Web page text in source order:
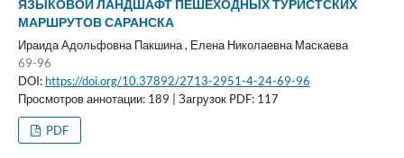
ЯЗЫКОВОЙ ЛАНДШАФТ ПЕШЕХОДНЫХ ТУРИСТСКИХ
МАРШРУТОВ САРАНСКА
Ираида Адольфовна Пакшина , Елена Николаевна Маскаева
69-96
DOI: https://doi.org/10.37892/2713-2951-4-24-69-96
Просмотров аннотации: 189 | Загрузок PDF: 117
PDF